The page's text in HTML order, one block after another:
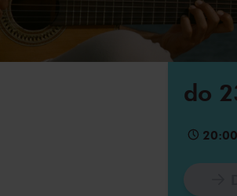
do
20:00